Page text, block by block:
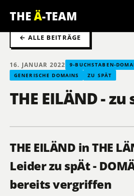
THEÄ-TEAM
← ALLE BEITRÄGE
16. JANUAR 2022 9-BUCHSTABEN-
GENERISCHE DOMAINS
ZU SPÄT
THE EILÄND - zu
THE EILÄND in THE
Leider zu spÄt -
bereits vergriffen